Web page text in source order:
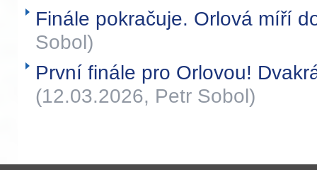
Finále pokračuje. Orlová míří
Sobol)
První finále pro Orlovou!
(12.03.2026, Petr Sobol)